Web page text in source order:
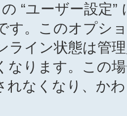
“ユーザー設定
す。このオプシ
ライン状態は管
なります。この
れなくなり、か